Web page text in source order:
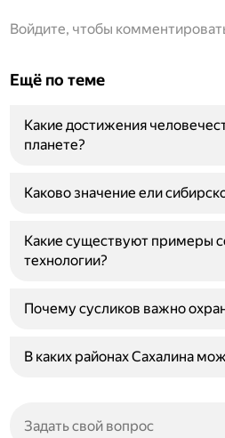
Войдите, чтобы
Ещё по теме
Какие достижения
планете?
Каково значение ели
Какие существуют примеры
технологии?
Почему сусликов важно
В каких районах Сахалина